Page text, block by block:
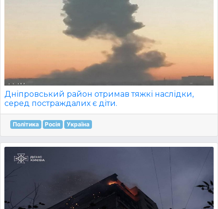
Дніпровський район отримав тяжкі наслідки,
серед постраждалих є діти.
Політика Росія Україна